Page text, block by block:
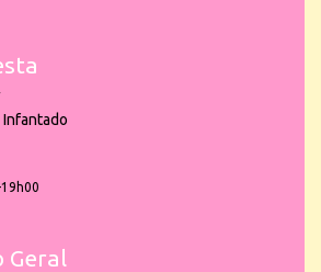
Infantado
Geral